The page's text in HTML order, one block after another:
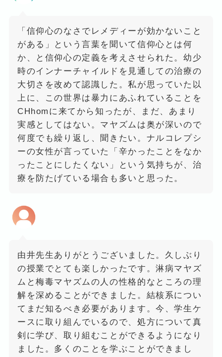
「信仰心のなさでレメディーが効かないこと
がある」という言葉を聞いて信仰心とは何
か、と信仰心の定義を考えさせられた。幼少
時のインナーチャイルドを見通しての治療の
大切さを改めて認識した。私が思っていた以
上に、この世界は暴力にあふれていることを
CHhomに来てから知ったが、まだ、あまり
実感としてはない。マヤズムは奥が深いので
何度でも繰り返し、聞きたい。ナルコレプシ
ーの女性が言っていた「辛かったことをなか
ったことにしたくない」という気持ちが、治
療を防たげている場合も多いと思った。
由井先生ありがとうございました。久しぶり
の授業でとても楽しかったです。淋病マヤズ
ムと梅毒マヤズムの人の性格的なところの理
解を深めることができました。結核系につい
てまだ知るべき必要があります。今、学生ケ
ースに取り組んでいるので、処方について真
剣に学び、取り組むことができるようになり
ました。多くのことを学ぶことができまし